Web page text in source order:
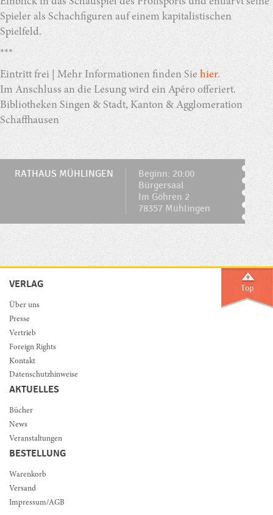
Spieler als Schachfiguren auf einem kapitalistischen
Spielfeld.
***
Eintritt frei | Mehr Informationen finden Siehier.
Im Anschluss an die Lesung wird ein Apéro offeriert.
Bibliotheken Singen & Stadt, Kanton & Agglomeration
Schaffhausen
RATHAUS MÜHLINGEN
Beginn: 20:00
Bürgersaal
Im Göhren 2
78357 Mühlingen
VERLAG
Über uns
Presse
Vertrieb
Foreign Rights
Kontakt
Datenschutzhinweise
AKTUELLES
Bücher
News
Veranstaltungen
BESTELLUNG
Warenkorb
Versand
Impressum/AGB